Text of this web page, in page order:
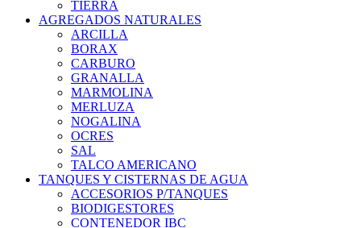
TIERRA
AGREGADOS NATURALES
ARCILLA
BORAX
CARBURO
GRANALLA
MARMOLINA
MERLUZA
NOGALINA
OCRES
SAL
TALCO AMERICANO
TANQUES Y CISTERNAS DE AGUA
ACCESORIOS P/TANQUES
BIODIGESTORES
CONTENEDOR IBC